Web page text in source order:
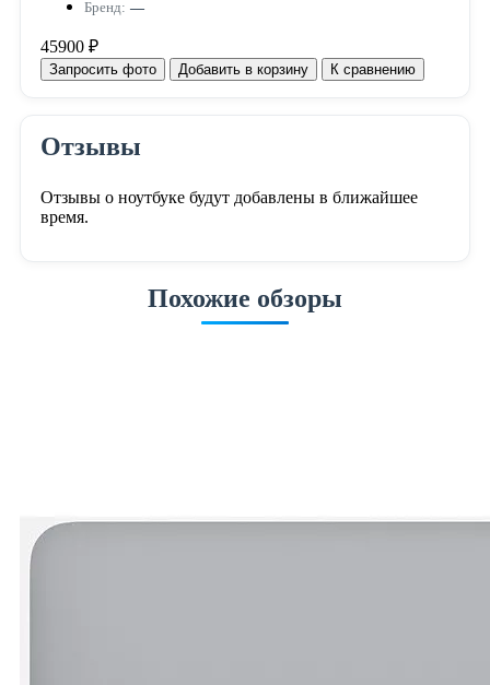
Бренд: —
45900 ₽
Запросить фото Добавить в корзину К сравнению
Отзывы
Отзывы о ноутбуке будут добавлены в ближайшее
время.
Похожие обзоры